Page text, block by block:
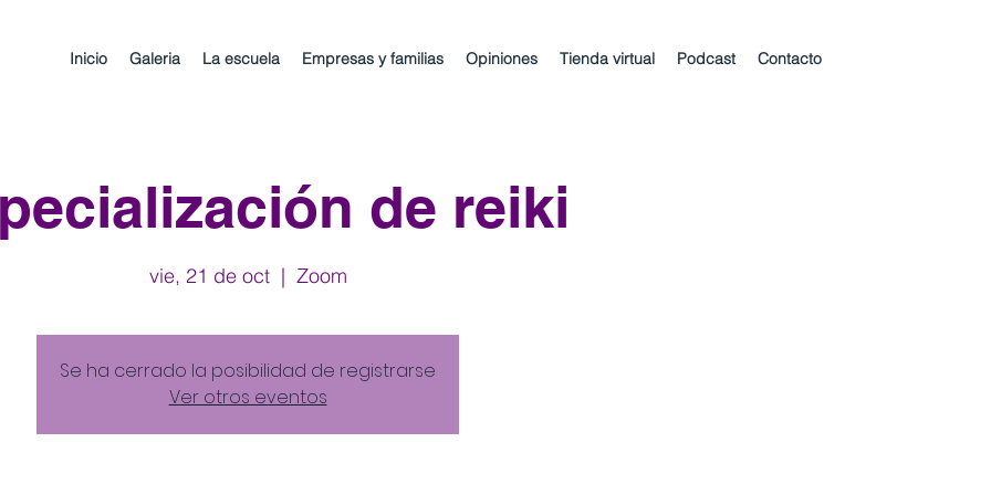
Inicio Galeria La escuela Empresas y familias Opiniones Tienda virtual Podcast Contacto
de reiki
vie, 21 de oct
  |
Zoom
Se ha cerrado la posibilidad de registrarse
Ver otros eventos